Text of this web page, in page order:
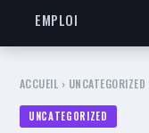
EMPLOI
ACCUEIL › UNCATEGORIZED
UNCATEGORIZED